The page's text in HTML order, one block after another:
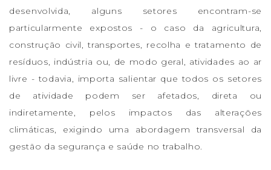
desenvolvida, alguns setores encontram-se
particularmente expostos - o caso da agricultura,
construção civil, transportes, recolha e tratamento de
resíduos, indústria ou, de modo geral, atividades ao ar
livre - todavia, importa salientar que todos os setores
de atividade podem ser afetados, direta ou
indiretamente, pelos impactos das alterações
climáticas, exigindo uma abordagem transversal da
gestão da segurança e saúde no trabalho.